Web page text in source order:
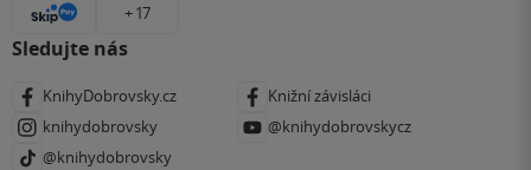
+ 17
Sledujte nás
KnihyDobrovsky.cz
Knižní závisláci
knihydobrovsky
@knihydobrovskycz
@knihydobrovsky